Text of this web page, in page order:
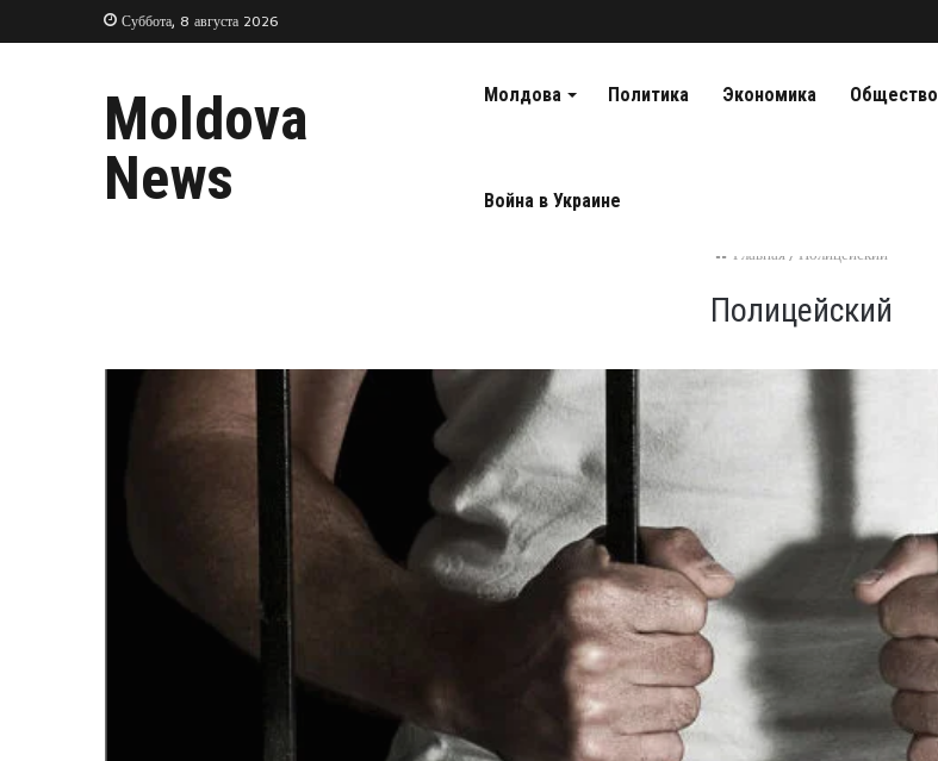
Суббота, 8 августа 2026
Moldova
News
Молдова Политика Экономика Общество
Война в Украине
Главная / Полицейский
Полицейский